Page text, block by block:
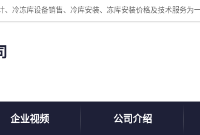
企业视频 公司介绍